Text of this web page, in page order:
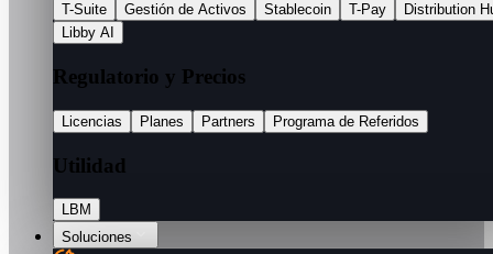
T-Suite Gestión de Activos Stablecoin T-Pay
Distribution
Libby AI
Regulatorio y Precios
Licencias Planes Partners Programa de Referidos
Utilidad
LBM
Soluciones